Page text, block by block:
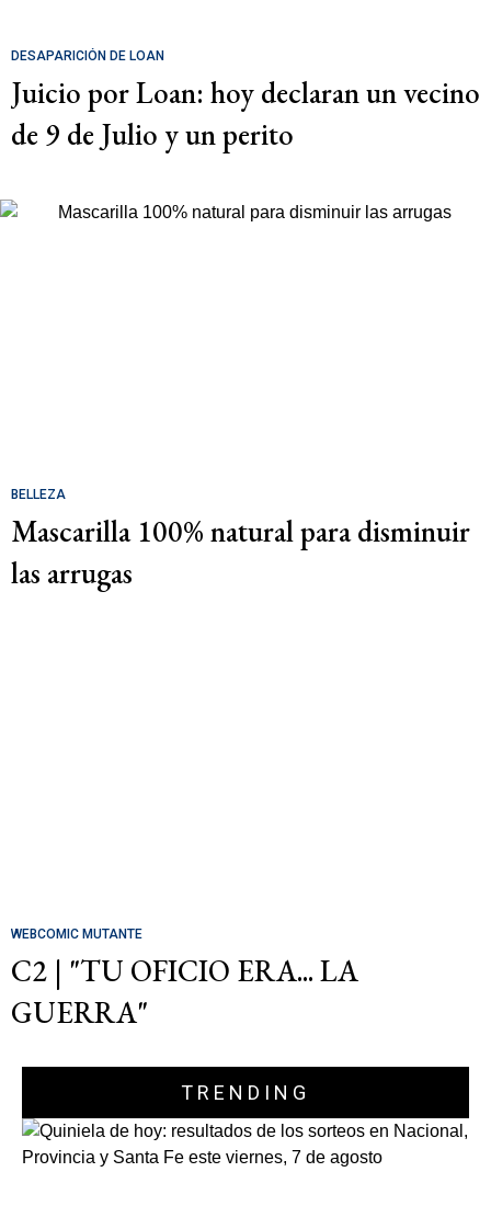
DESAPARICIÓN DE LOAN
Juicio por Loan: hoy declaran un vecino
de 9 de Julio y un perito
BELLEZA
Mascarilla 100% natural para disminuir
las arrugas
WEBCOMIC MUTANTE
C2 | "TU OFICIO ERA... LA
GUERRA"
TRENDING